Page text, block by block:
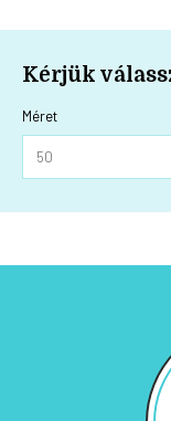
Kérjük
Méret